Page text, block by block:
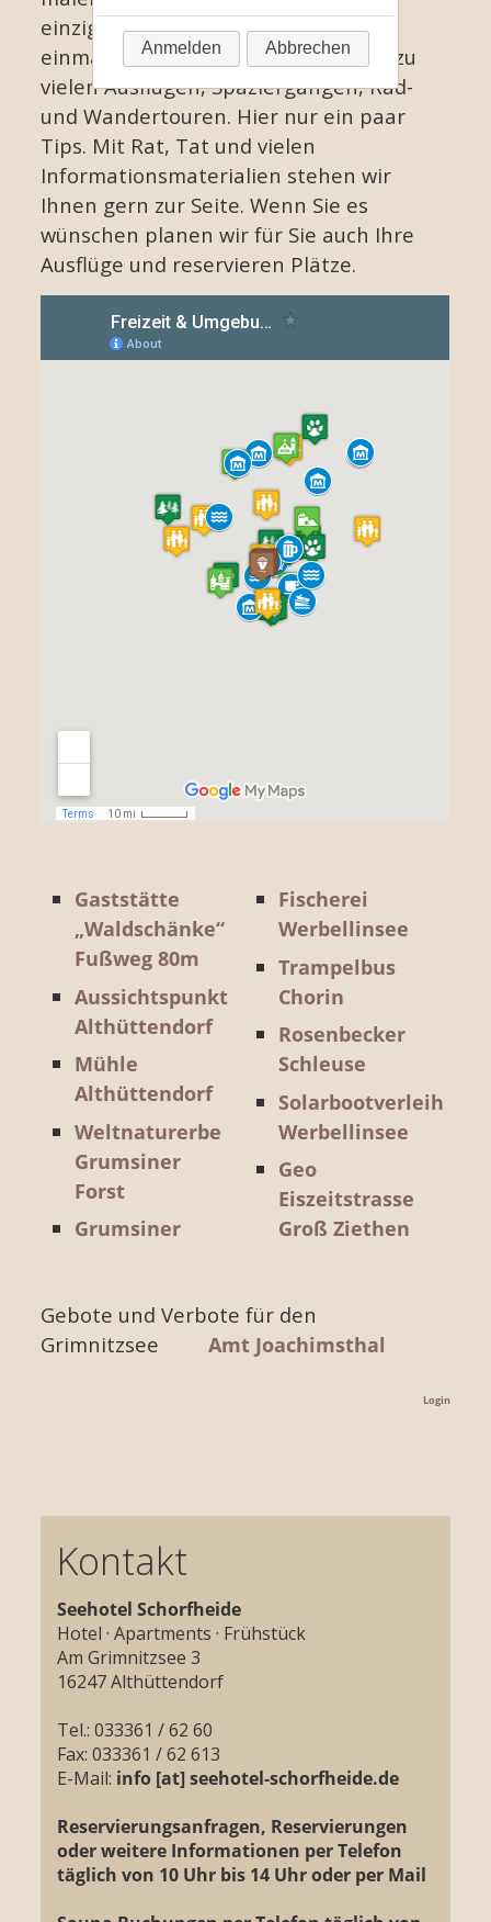
Ausflugstipps
Nationale GeoPark
Kloster Chorin
Schorfheide
Reederei Wiedenhöft
Blumberger Mühle
Zoo Eberswalde
Kletterwald Schorfheide
Biosphärenreservat Schorfheide-Chorin
einzigartige Schorfheide und deren
einmalige Kulturlandschaft verlockt zu
vielen Ausflügen, Spaziergängen, Rad-
und Wandertouren. Hier nur ein paar
Tips. Mit Rat, Tat und vielen
Informationsmaterialien stehen wir
Ihnen gern zur Seite. Wenn Sie es
wünschen planen wir für Sie auch Ihre
Ausflüge und reservieren Plätze.
Gaststätte
„Waldschänke“
Fußweg 80m
Aussichtspunkt
Althüttendorf
Mühle
Althüttendorf
Weltnaturerbe
Grumsiner
Forst
Grumsiner
Projekt
Reederei
Kloster Chorin
Askanierturm
Eichhorst
Tierpark
Eberswalde
Kletterwald
Schorfheide
Blumberger
Mühle
Fischerei
Werbellinsee
Trampelbus
Chorin
Rosenbecker
Schleuse
Solarbootverleih
Werbellinsee
Geo
Eiszeitstrasse
Groß Ziethen
Kletterwald
Eberswalde
Gebote und Verbote für den
GrimnitzseeAmt Joachimsthal
Login
Kontakt
Seehotel Schorfheide
Hotel · Apartments · Frühstück
Am Grimnitzsee 3
16247 Althüttendorf
Tel.: 033361 / 62 60
Fax: 033361 / 62 613
E-Mail: info [at] seehotel-schorfheide.de
Reservierungsanfragen, Reservierungen
oder weitere Informationen per Telefon
täglich von 10 Uhr bis 14 Uhr oder per Mail
Anmelden Abbrechen